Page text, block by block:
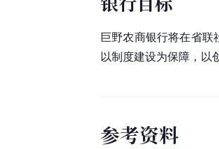
巨野农商银行将在省联
以制度建设为保障，以
参考资料